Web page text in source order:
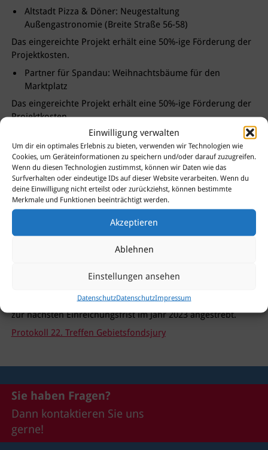
Einwilligung verwalten
Um dir ein optimales Erlebnis zu bieten, verwenden wir Technologien wie
Cookies, um Geräteinformationen zu speichern und/oder darauf zuzugreifen.
Wenn du diesen Technologien zustimmst, können wir Daten wie das
Surfverhalten oder eindeutige IDs auf dieser Website verarbeiten. Wenn du
deine Einwilligung nicht erteilst oder zurückziehst, können bestimmte
Merkmale und Funktionen beeinträchtigt werden.
Akzeptieren
Ablehnen
Einstellungen ansehen
DatenschutzDatenschutzImpressum
Altstadt Pizza & Döner: Neugestaltung
Außengastronomie (Breite Straße 56-58)
Das eingereichte Projekt erhält eine 50%-ige Förderung der
Projektkosten.
Partner für Spandau: Weihnachtsbäume für den
Marktplatz
Das eingereichte Projekt erhält eine 50%-ige Förderung der
Projektkosten.
Partner für Spandau: Weihnachtsbäume für die Straßen
der Altstadt
Das eingereichte Projekt erhält eine 50%-ige Förderung der
Projektkosten.
3. Weitere Interessenten
Loon Mirch: Neugestaltung Werbeanlage (Charlottenstr.
Alle Interessenten wurden über die geltenden Regelungen
informiert. Bei sämtlichen Projekten wird die Einreichung
zur nächsten Einreichungsfrist im Jahr 2023 angestrebt.
Protokoll 22. Treffen Gebietsfondsjury
Sie haben Fragen?
Dann kontaktieren Sie uns
gerne!